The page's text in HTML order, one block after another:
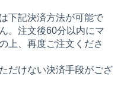
下記決済方法が可能で
。注文後60分以内にマ
上、再度ご注文くださ
だけない決済手段がござ